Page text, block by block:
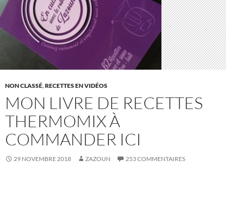
NON CLASSÉ,RECETTES EN VIDÉOS
MON LIVRE DE RECETTES
THERMOMIX À
COMMANDER ICI
29 NOVEMBRE 2018 ZAZOUN 253 COMMENTAIRES